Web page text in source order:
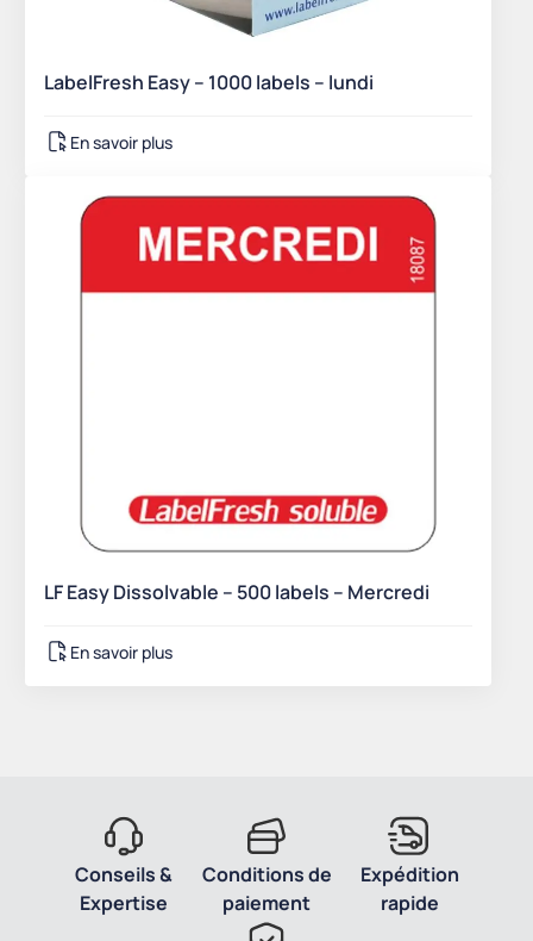
LabelFresh Easy – 1000 labels – lundi
En savoir plus
LF Easy Dissolvable – 500 labels – Mercredi
En savoir plus
Conseils &
Expertise
Conditions de
paiement
Expédition
rapide